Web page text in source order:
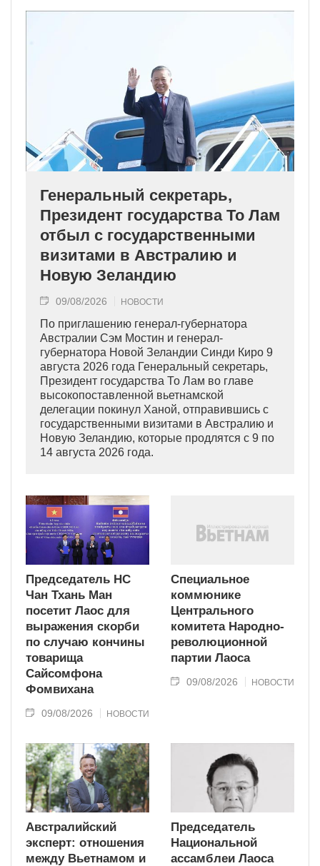
Генеральный секретарь,
Президент государства То Лам
отбыл с государственными
визитами в Австралию и
Новую Зеландию
09/08/2026 НОВОСТИ
По приглашению генерал-губернатора
Австралии Сэм Мостин и генерал-
губернатора Новой Зеландии Синди Киро 9
августа 2026 года Генеральный секретарь,
Президент государства То Лам во главе
высокопоставленной вьетнамской
делегации покинул Ханой, отправившись с
государственными визитами в Австралию и
Новую Зеландию, которые продлятся с 9 по
14 августа 2026 года.
Председатель НС
Чан Тхань Ман
посетит Лаос для
выражения скорби
по случаю кончины
товарища
Сайсомфона
Фомвихана
09/08/2026 НОВОСТИ
Специальное
коммюнике
Центрального
комитета Народно-
революционной
партии Лаоса
09/08/2026 НОВОСТИ
Австралийский
эксперт: отношения
между Вьетнамом и
Председатель
Национальной
ассамблеи Лаоса